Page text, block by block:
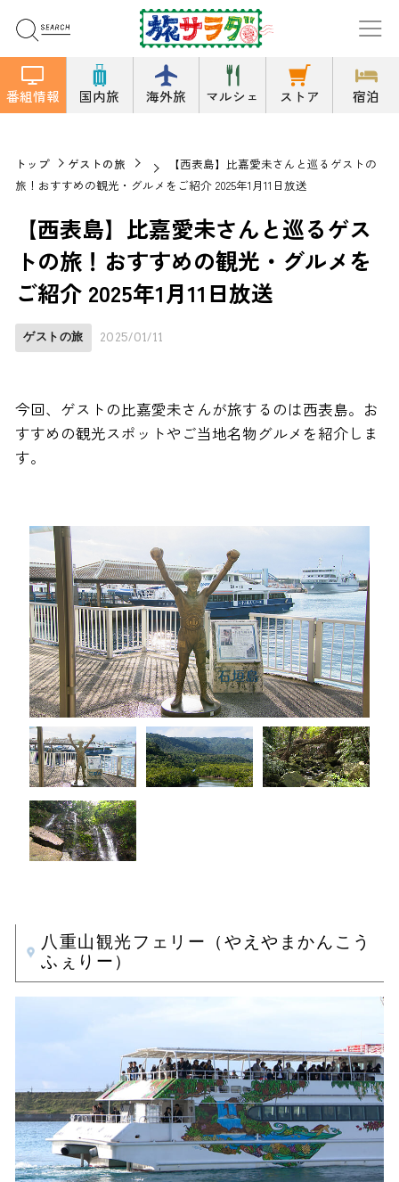
番組情報 国内旅 海外旅 マルシェ ストア 宿泊
トップ ゲストの旅
【西表島】比嘉愛未さんと巡るゲストの
旅！おすすめの観光・グルメをご紹介 2025年1月11日放送
【西表島】比嘉愛未さんと巡るゲス
トの旅！おすすめの観光・グルメを
ご紹介 2025年1月11日放送
ゲストの旅 2025/01/11
今回、ゲストの比嘉愛未さんが旅するのは西表島。お
すすめの観光スポットやご当地名物グルメを紹介しま
す。
八重山観光フェリー（やえやまかんこう
ふぇりー）